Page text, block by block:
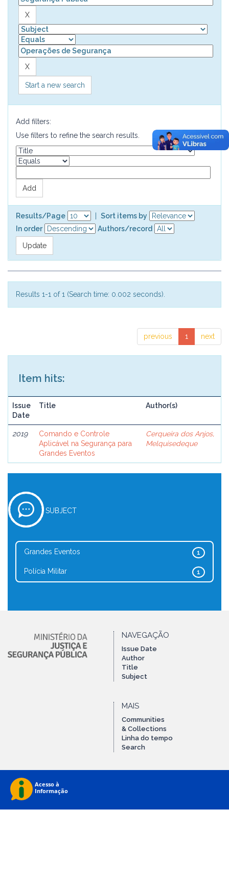
Start a new search
Add filters:
Use filters to refine the search results.
Results/Page
Sort items by
In order
Authors/record
Results 1-1 of 1 (Search time: 0.002 seconds).
previous 1 next
Item hits:
Issue
Date
Title Author(s)
2019
Comando e Controle
Aplicável na Segurança para
Grandes Eventos
Cerqueira dos Anjos,
Melquisedeque
SUBJECT
1
Grandes Eventos
1
Polícia Militar
NAVEGAÇÃO
Issue Date
Author
Title
Subject
MAIS
Communities
& Collections
Linha do tempo
Search